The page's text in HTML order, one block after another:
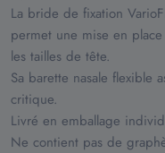
La bride de fixation
permet une mise en
les tailles de tête.
Sa barette nasale flexible
critique.
Livré en emballage
Ne contient pas de